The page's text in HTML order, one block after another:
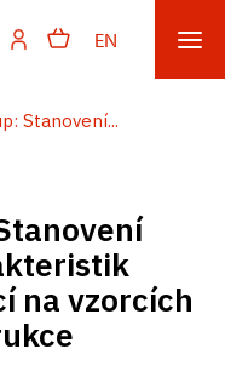
EN
Stanovení...
na vzorcích